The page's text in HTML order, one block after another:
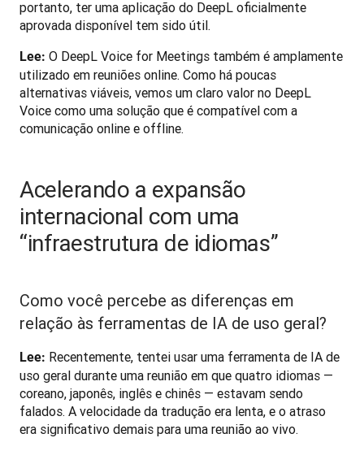
portanto, ter uma aplicação do DeepL oficialmente
aprovada disponível tem sido útil.
Lee: O DeepL Voice for Meetings também é amplamente
utilizado em reuniões online. Como há poucas
alternativas viáveis, vemos um claro valor no DeepL
Voice como uma solução que é compatível com a
comunicação online e offline.
Acelerando a expansão
internacional com uma
“infraestrutura de idiomas”
Como você percebe as diferenças em
relação às ferramentas de IA de uso geral?
Lee: Recentemente, tentei usar uma ferramenta de IA de
uso geral durante uma reunião em que quatro idiomas —
coreano, japonês, inglês e chinês — estavam sendo
falados. A velocidade da tradução era lenta, e o atraso
era significativo demais para uma reunião ao vivo.